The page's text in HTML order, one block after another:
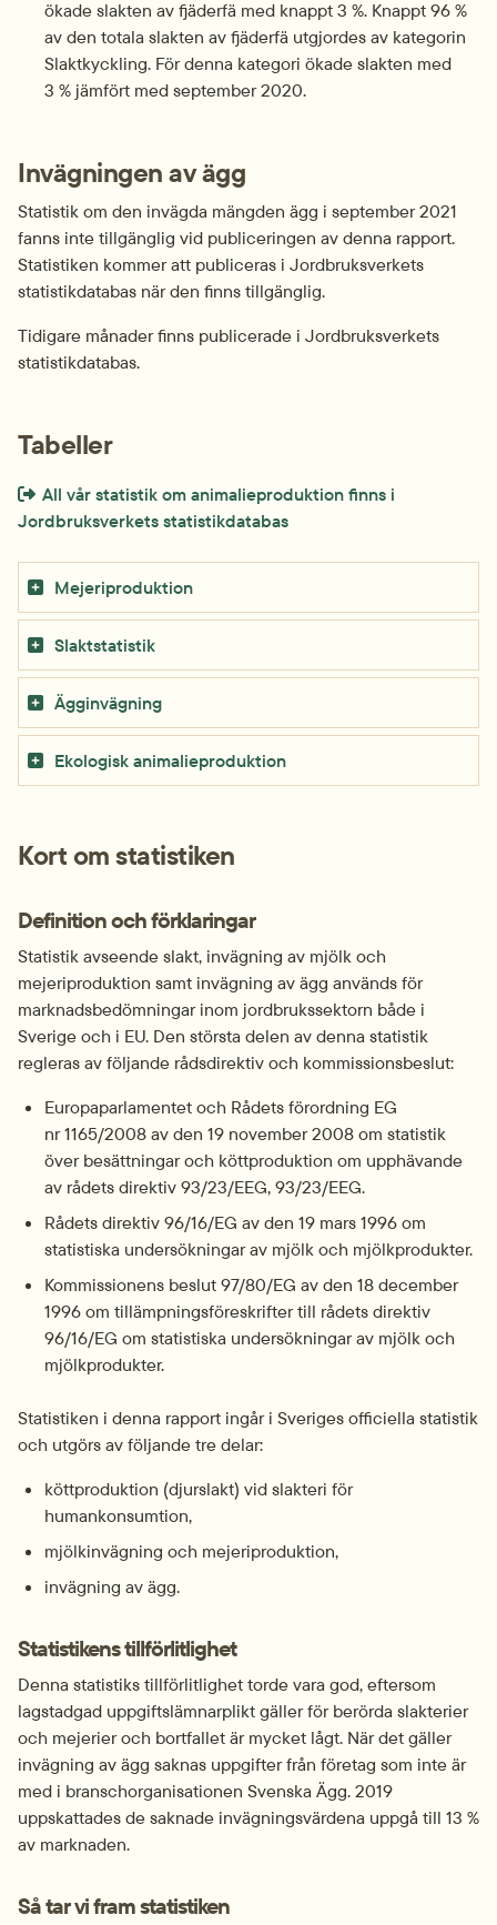
ökade slakten av fjäderfä med knappt 3 %. Knappt 96 %
av den totala slakten av fjäderfä utgjordes av kategorin
Slaktkyckling. För denna kategori ökade slakten med
3 % jämfört med september 2020.
Invägningen av ägg
Statistik om den invägda mängden ägg i september 2021
fanns inte tillgänglig vid publiceringen av denna rapport.
Statistiken kommer att publiceras i Jordbruksverkets
statistikdatabas när den finns tillgänglig.
Tidigare månader finns publicerade i Jordbruksverkets
statistikdatabas.
Tabeller
Extern länk som öppnas i nytt fönster eller ny flik.
All vår statistik om animalieproduktion finns i
Jordbruksverkets statistikdatabas
Mejeriproduktion
Slaktstatistik
Ägginvägning
Ekologisk animalieproduktion
Kort om statistiken
Definition och förklaringar
Statistik avseende slakt, invägning av mjölk och
mejeriproduktion samt invägning av ägg används för
marknadsbedömningar inom jordbrukssektorn både i
Sverige och i EU. Den största delen av denna statistik
regleras av följande rådsdirektiv och kommissionsbeslut:
Europaparlamentet och Rådets förordning EG
nr 1165/2008 av den 19 november 2008 om statistik
över besättningar och köttproduktion om upphävande
av rådets direktiv 93/23/EEG, 93/23/EEG.
Rådets direktiv 96/16/EG av den 19 mars 1996 om
statistiska undersökningar av mjölk och mjölkprodukter.
Kommissionens beslut 97/80/EG av den 18 december
1996 om tillämpningsföreskrifter till rådets direktiv
96/16/EG om statistiska undersökningar av mjölk och
mjölkprodukter.
Statistiken i denna rapport ingår i Sveriges officiella statistik
och utgörs av följande tre delar:
köttproduktion (djurslakt) vid slakteri för
humankonsumtion,
mjölkinvägning och mejeriproduktion,
invägning av ägg.
Statistikens tillförlitlighet
Denna statistiks tillförlitlighet torde vara god, eftersom
lagstadgad uppgiftslämnarplikt gäller för berörda slakterier
och mejerier och bortfallet är mycket lågt. När det gäller
invägning av ägg saknas uppgifter från företag som inte är
med i branschorganisationen Svenska Ägg. 2019
uppskattades de saknade invägningsvärdena uppgå till 13 %
av marknaden.
Så tar vi fram statistiken